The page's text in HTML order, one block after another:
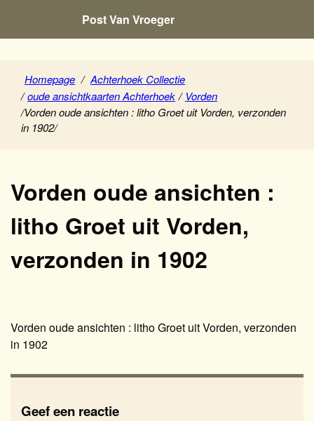
Post Van Vroeger
Homepage / Achterhoek Collectie
/ oude ansichtkaarten Achterhoek / Vorden
/Vorden oude ansichten : litho Groet uit Vorden, verzonden
in 1902/
Vorden oude ansichten :
litho Groet uit Vorden,
verzonden in 1902
Vorden oude ansichten : litho Groet uit Vorden, verzonden
in 1902
Geef een reactie